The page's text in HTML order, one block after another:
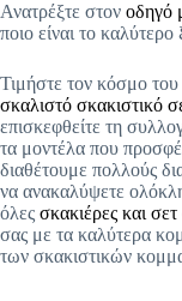
Ανατρέξτε στον οδηγό
ποιο είναι το
Τιμήστε τον κόσμο
σκαλιστό σκακιστικό
επισκεφθείτε τη
τα μοντέλα που
διαθέτουμε πολλούς
να ανακαλύψετε
όλες σκακιέρες και
σας με τα καλύτερα
των σκακιστικών